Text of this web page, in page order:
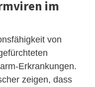
im
von
Erkrankungen.
zeigen, dass